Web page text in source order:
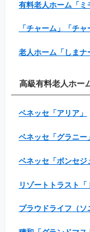
有料老人ホーム「ミ
「チャーム」「チャ
老人ホーム「しまナ
高級有料老人ホー
ベネッセ「アリア」
ベネッセ「グラニー
ベネッセ「ボンセジ
リゾートトラスト「
プラウドライフ（ソ